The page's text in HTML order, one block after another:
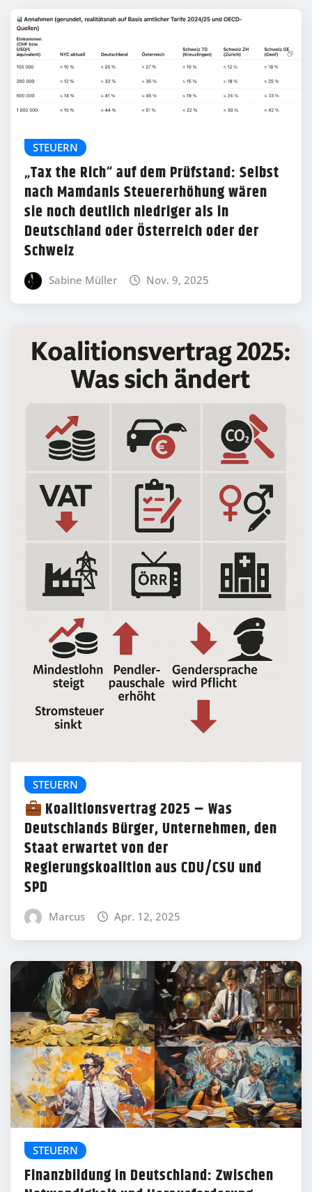
STEUERN
„Tax the Rich“ auf dem Prüfstand: Selbst
nach Mamdanis Steuererhöhung wären
sie noch deutlich niedriger als in
Deutschland oder Österreich oder der
Schweiz
Sabine Müller Nov. 9, 2025
STEUERN
Koalitionsvertrag 2025 – Was
Deutschlands Bürger, Unternehmen, den
Staat erwartet von der
Regierungskoalition aus CDU/CSU und
SPD
Marcus Apr. 12, 2025
STEUERN
Finanzbildung in Deutschland: Zwischen